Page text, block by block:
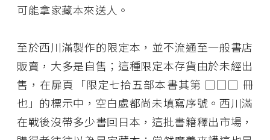
可能拿家藏本來送人。
至於西川滿製作的限定本，並不流通至一般書店
販賣，大多是自售；這種限定本存貨由於未經出
售，在扉頁「限定七拾五部本書其第 □□□ 冊
也」的標示中，空白處都尚未填寫序號。西川滿
在戰後沒帶多少書回日本，這批書籍釋出市場，